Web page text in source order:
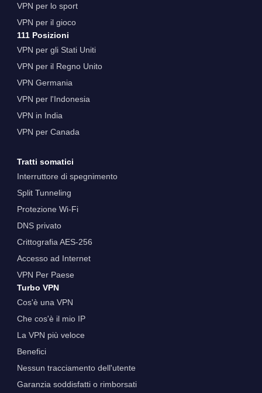
VPN per lo sport
VPN per il gioco
111 Posizioni
VPN per gli Stati Uniti
VPN per il Regno Unito
VPN Germania
VPN per l'Indonesia
VPN in India
VPN per Canada
Tratti somatici
Interruttore di spegnimento
Split Tunneling
Protezione Wi-Fi
DNS privato
Crittografia AES-256
Accesso ad Internet
VPN Per Paese
Turbo VPN
Cos'è una VPN
Che cos'è il mio IP
La VPN più veloce
Benefici
Nessun tracciamento dell'utente
Garanzia soddisfatti o rimborsati